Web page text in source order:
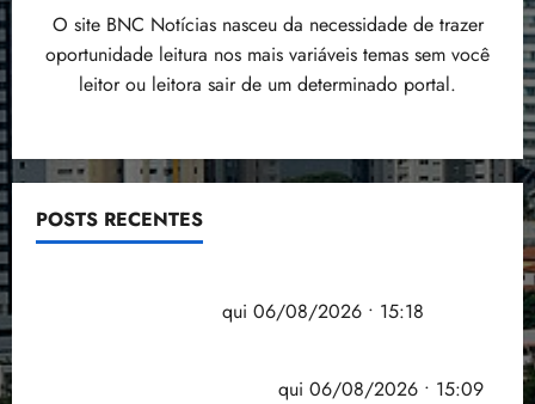
O site BNC Notícias nasceu da necessidade de trazer
oportunidade leitura nos mais variáveis temas sem você
leitor ou leitora sair de um determinado portal.
POSTS RECENTES
qui 06/08/2026 • 15:18
qui 06/08/2026 • 15:09